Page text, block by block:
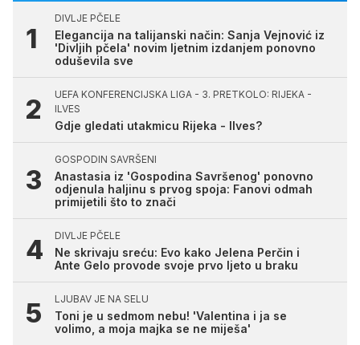
DIVLJE PČELE
Elegancija na talijanski način: Sanja Vejnović iz
'Divljih pčela' novim ljetnim izdanjem ponovno
oduševila sve
UEFA KONFERENCIJSKA LIGA - 3. PRETKOLO: RIJEKA -
ILVES
Gdje gledati utakmicu Rijeka - Ilves?
GOSPODIN SAVRŠENI
Anastasia iz 'Gospodina Savršenog' ponovno
odjenula haljinu s prvog spoja: Fanovi odmah
primijetili što to znači
DIVLJE PČELE
Ne skrivaju sreću: Evo kako Jelena Perčin i
Ante Gelo provode svoje prvo ljeto u braku
LJUBAV JE NA SELU
Toni je u sedmom nebu! 'Valentina i ja se
volimo, a moja majka se ne miješa'